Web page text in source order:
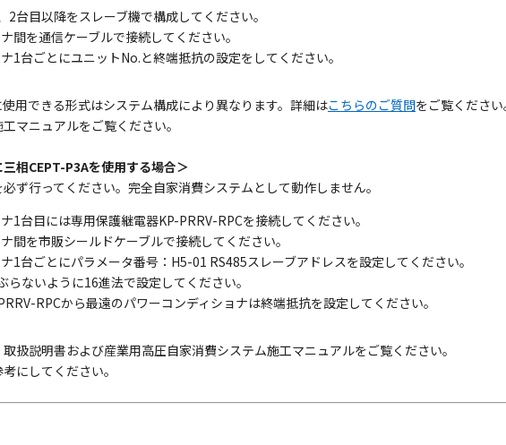
2台目以降をスレーブ機で構成してください。
間を通信ケーブルで接続してください。
1台ごとにユニットNo.と終端抵抗の設定をしてください。
用できる形式はシステム構成により異なります。詳細はこちらのご質問をご覧ください
マニュアルをご覧ください。
相CEPT-P3Aを使用する場合＞
ず行ってください。完全自家消費システムとして動作しません。
1台目には専用保護継電器KP-PRRV-RPCを接続してください。
間を市販シールドケーブルで接続してください。
1台ごとにパラメータ番号：H5-01 RS485スレーブアドレスを設定してください。
ないように16進法で設定してください。
RPCから最遠のパワーコンディショナは終端抵抗を設定してください。
扱説明書および産業用高圧自家消費システム施工マニュアルをご覧ください。
にしてください。